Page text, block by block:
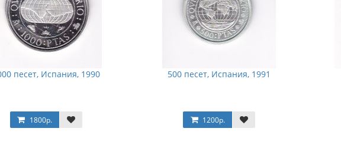
песет, Испания, 1990
1800р.
500 песет, Испания, 1991
1200р.